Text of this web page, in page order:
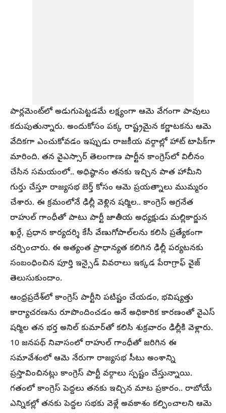
పార్లమెంట్‌లో అడుగుపెట్టడమే లక్ష్యంగా ఆమె వేగంగా పావులు
కదుపుతున్నారు. అందుకోసం పక్క రాష్ట్రమైన కర్ణాటకను ఆమె
వేదికగా ఎంచుకోవడం ఇప్పుడు రాజకీయ వర్గాల్లో హాట్ టాపిక్‌గా
మారింది. తన వైఎస్సార్ తెలంగాణ పార్టీన కాంగ్రెస్‌లో విలీనం
చేసిన సమయంలో.. అధిష్ఠానం తనకు ఇచ్చిన పాత హామీని
గుర్తు చేస్తూ రాజ్యసభ బెర్త్ కోసం ఆమె ప్రయత్నాలు ముమ్మరం
చేశారు. ఈ క్రమంలోనే ఢిల్లీ వెళ్లిన షర్మిల.. కాంగ్రెస్ అగ్రనేత
రాహుల్ గాంధీతో పాటు పార్టీ జాతీయ అధ్యక్షుడు మల్లికార్జున
ఖర్గే, ప్రధాన కార్యదర్శి కేసీ వేణుగోపాల్‌లను కలిసి ప్రత్యేకంగా
చర్చించారు. ఈ అత్యంత ప్రాధాన్యత కలిగిన ఢిల్లీ పర్యటనకు
సంబంధించిన పూర్తి ఇన్సైడ్ వివరాలు ఇక్కడ పేరాగ్రాఫ్ వైజ్
తెలుసుకుందాం.
ఆంధ్రప్రదేశ్‌లో కాంగ్రెస్ పార్టీని పటిష్టం చేయడం, భవిష్యత్తు
కార్యాచరణను రూపొందించడం అనే అధికారిక కారణంతో వైఎస్
షర్మిల తన భర్త అనిల్ కుమార్‌తో కలిసి శుక్రవారం ఢిల్లీకి వెళ్లారు.
10 జనపథ్ నివాసంలో రాహుల్ గాంధీతో జరిగిన ఈ
సమావేశంలో ఆమె నేరుగా రాజ్యసభ సీటు అంశాన్ని
ప్రస్తావించినట్లు కాంగ్రెస్ పార్టీ వర్గాలు స్పష్టం చేస్తున్నాయి.
గతంలో కాంగ్రెస్ పెద్దలు తనకు ఇచ్చిన మాట ప్రకారం.. రాబోయే
ఎన్నికల్లో తనకు పెద్దల సభకు వెళ్లే అవకాశం కల్పించాలని ఆమె